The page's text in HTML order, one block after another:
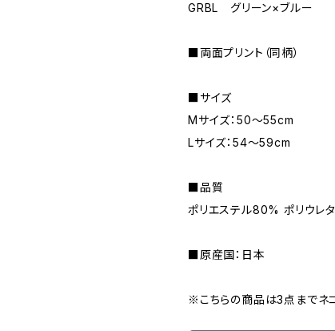
GRBL グリーン×ブルー
■両面プリント（同柄）
■サイズ
Mサイズ：50～55cm
Lサイズ：54～59cm
■品質
ポリエステル80% ポリウレ
■原産国：日本
※こちらの商品は3点までネ